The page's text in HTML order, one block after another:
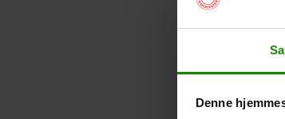
Denne